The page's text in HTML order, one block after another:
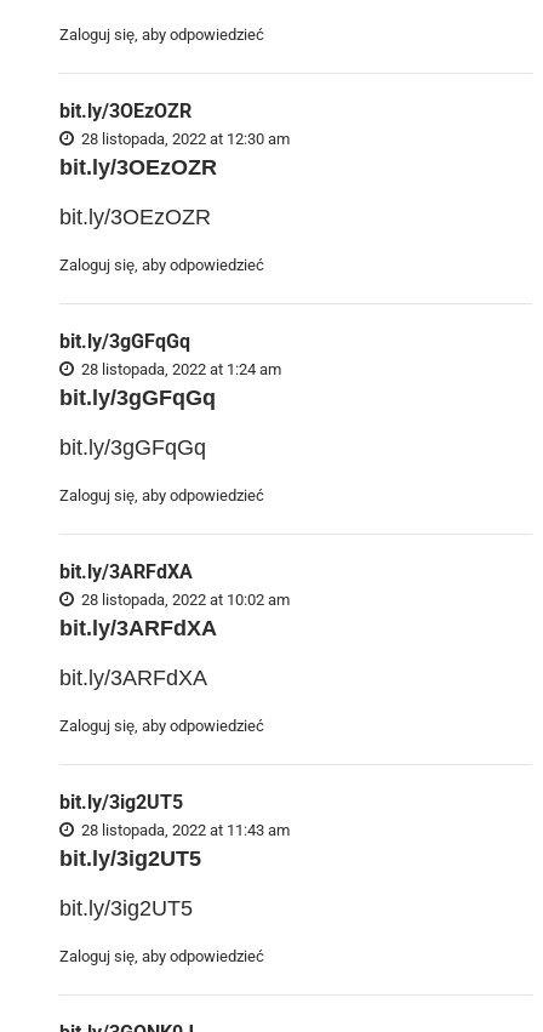
Zaloguj się, aby odpowiedzieć
bit.ly/3OEzOZR
28 listopada, 2022 at 12:30 am
bit.ly/3OEzOZR
bit.ly/3OEzOZR
Zaloguj się, aby odpowiedzieć
bit.ly/3gGFqGq
28 listopada, 2022 at 1:24 am
bit.ly/3gGFqGq
bit.ly/3gGFqGq
Zaloguj się, aby odpowiedzieć
bit.ly/3ARFdXA
28 listopada, 2022 at 10:02 am
bit.ly/3ARFdXA
bit.ly/3ARFdXA
Zaloguj się, aby odpowiedzieć
bit.ly/3ig2UT5
28 listopada, 2022 at 11:43 am
bit.ly/3ig2UT5
bit.ly/3ig2UT5
Zaloguj się, aby odpowiedzieć